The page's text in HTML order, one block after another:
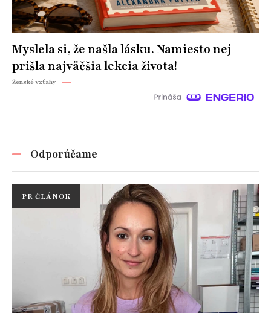
Myslela si, že našla lásku. Namiesto nej
prišla najväčšia lekcia života!
Ženské vzťahy
Odporúčame
PR ČLÁNOK